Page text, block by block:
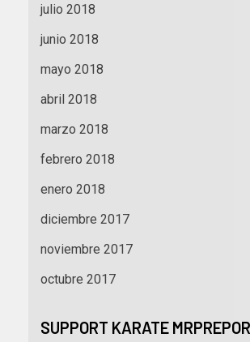
julio 2018
junio 2018
mayo 2018
abril 2018
marzo 2018
febrero 2018
enero 2018
diciembre 2017
noviembre 2017
octubre 2017
SUPPORT KARATE